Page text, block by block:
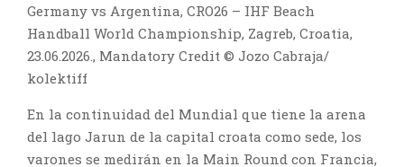
Germany vs Argentina, CRO26 – IHF Beach
Handball World Championship, Zagreb, Croatia,
23.06.2026., Mandatory Credit © Jozo Cabraja/
kolektiff
En la continuidad del Mundial que tiene la arena
del lago Jarun de la capital croata como sede, los
varones se medirán en la Main Round con Francia,